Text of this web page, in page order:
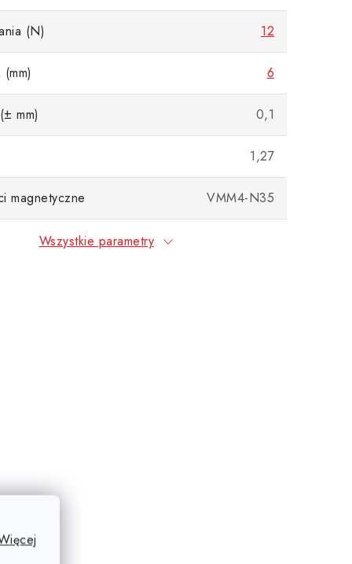
(N) 12
6
mm) 0,1
1,27
magnetyczne VMM4-N35
Wszystkie parametry